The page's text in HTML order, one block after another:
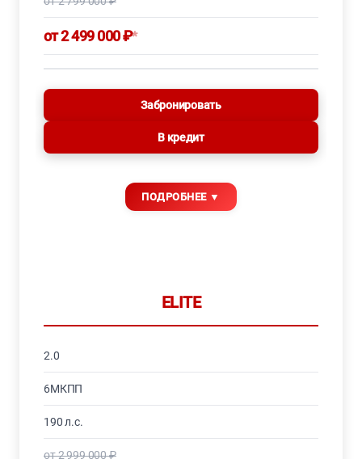
от 2 499 000 ₽*
Забронировать
В кредит
ELITE
2.0
6МКПП
190 л.с.
от 2 999 000 ₽